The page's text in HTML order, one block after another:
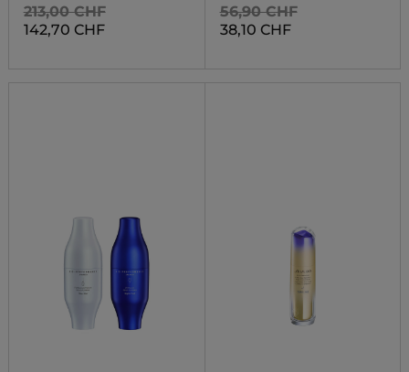
213,00 CHF
142,70 CHF
56,90 CHF
38,10 CHF